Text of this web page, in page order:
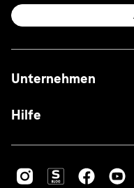
Unternehmen
Hilfe